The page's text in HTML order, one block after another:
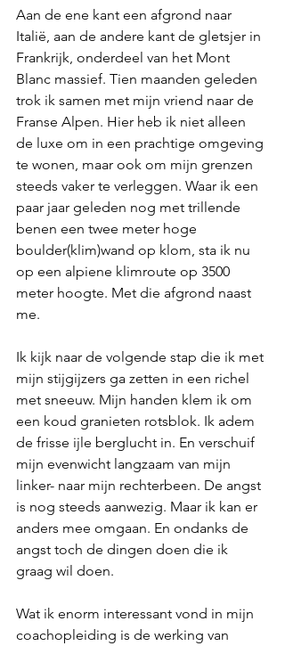
Aan de ene kant een afgrond naar
Italië, aan de andere kant de gletsjer in
Frankrijk, onderdeel van het Mont
Blanc massief. Tien maanden geleden
trok ik samen met mijn vriend naar de
Franse Alpen. Hier heb ik niet alleen
de luxe om in een prachtige omgeving
te wonen, maar ook om mijn grenzen
steeds vaker te verleggen. Waar ik een
paar jaar geleden nog met trillende
benen een twee meter hoge
boulder(klim)wand op klom, sta ik nu
op een alpiene klimroute op 3500
meter hoogte. Met die afgrond naast
me.
Ik kijk naar de volgende stap die ik met
mijn stijgijzers ga zetten in een richel
met sneeuw. Mijn handen klem ik om
een koud granieten rotsblok. Ik adem
de frisse ijle berglucht in. En verschuif
mijn evenwicht langzaam van mijn
linker- naar mijn rechterbeen. De angst
is nog steeds aanwezig. Maar ik kan er
anders mee omgaan. En ondanks de
angst toch de dingen doen die ik
graag wil doen.
Wat ik enorm interessant vond in mijn
coachopleiding is de werking van